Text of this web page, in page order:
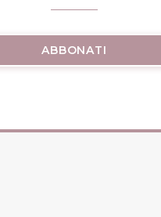
ABBONATI
FINESTRA))